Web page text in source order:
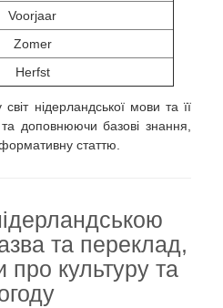
Voorjaar
Zomer
Herfst
нідерландської мови та її
доповнюючи базові знання,
статтю.
та переклад,
про культуру та